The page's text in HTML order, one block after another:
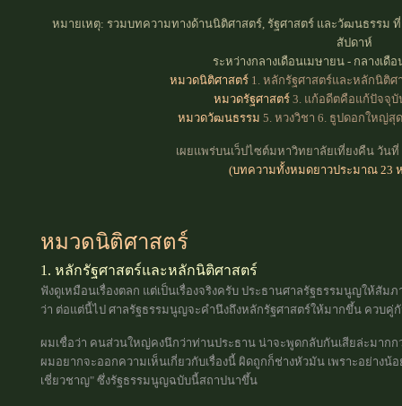
หมายเหตุ: รวมบทความทางด้านนิติศาสตร์, รัฐศาสตร์ และวัฒนธรร
สัปดาห์
ระหว่างกลางเดือนเมษายน - กลางเ
หมวดนิติศาสตร์ 1. หลักรัฐศาสตร์และหลักนิติ
หมวดรัฐศาสตร์ 3. แก้อดีตคือแก้ปัจจุบั
หมวดวัฒนธรรม 5. หวงวิชา 6. ธูปดอกใหญ่
เผยแพร่บนเว็ปไซต์มหาวิทยาลัยเที่ยงคืน วั
(บทความทั้งหมดยาวประมาณ 23
หมวดนิติศาสตร์
1. หลักรัฐศาสตร์และหลักนิติศาสตร์
ฟังดูเหมือนเรื่องตลก แต่เป็นเรื่องจริงครับ ประธานศาลรัฐธรรมนูญให้สั
ว่า ต่อแต่นี้ไป ศาลรัฐธรรมนูญจะคำนึงถึงหลักรัฐศาสตร์ให้มากขึ้น ควบคู่
ผมเชื่อว่า คนส่วนใหญ่คงนึกว่าท่านประธาน น่าจะพูดกลับกันเสียล่ะมาก
ผมอยากจะออกความเห็นเกี่ยวกับเรื่องนี้ ผิดถูกก็ช่างหัวมัน เพราะอย่าง
เชี่ยวชาญ" ซึ่งรัฐธรรมนูญฉบับนี้สถาปนาขึ้น